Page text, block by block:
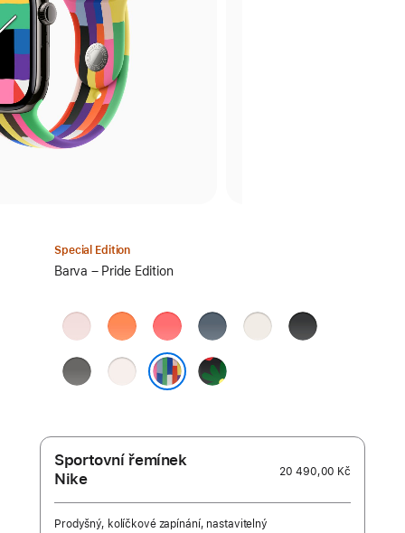
Special Edition
Vyber
Barva – Pride Edition
jemně
růžová
mandarinková
guavově
růžová
ocelově
modrá
hvězdně
bílá
černá
skálově
šedá
světle
ruměná
Black
Unity –
Sportovní řemínek
Nike
20 490,00 Kč
Prodyšný, kolíčkové zapínání, nastavitelný